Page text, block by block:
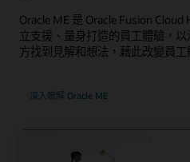
Oracle ME 是 Oracle Fusion
立支援、量身打造的員工體驗，
方找到見解和想法，藉此改變員
深入瞭解 Oracle ME